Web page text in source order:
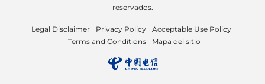
reservados.
Legal Disclaimer Privacy Policy
Acceptable Use Policy
Terms and Conditions
Mapa del sitio